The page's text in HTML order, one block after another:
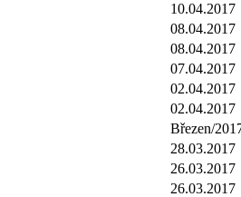
10.04.2017
08.04.2017
08.04.2017
07.04.2017
02.04.2017
02.04.2017
Březen/
28.03.2017
26.03.2017
26.03.2017